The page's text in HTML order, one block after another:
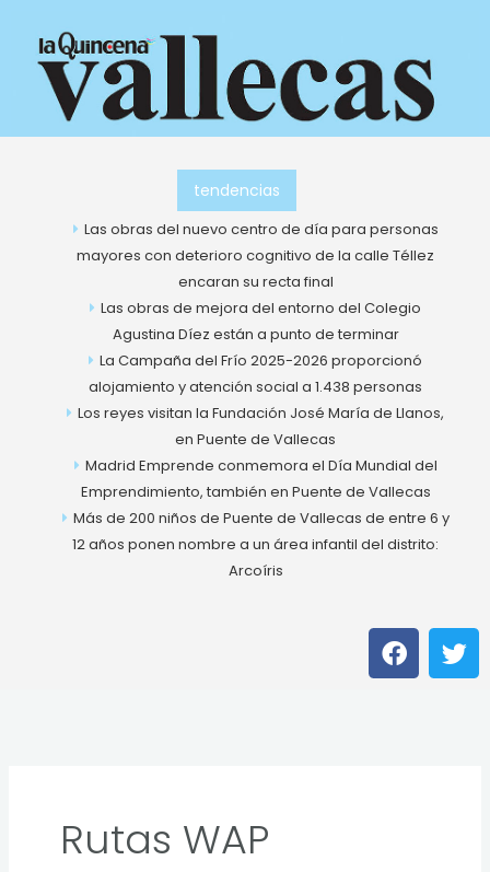
contenido
tendencias
Las obras del nuevo centro de día para personas
mayores con deterioro cognitivo de la calle Téllez
encaran su recta final
Las obras de mejora del entorno del Colegio
Agustina Díez están a punto de terminar
La Campaña del Frío 2025-2026 proporcionó
alojamiento y atención social a 1.438 personas
Los reyes visitan la Fundación José María de Llanos,
en Puente de Vallecas
Madrid Emprende conmemora el Día Mundial del
Emprendimiento, también en Puente de Vallecas
Más de 200 niños de Puente de Vallecas de entre 6 y
12 años ponen nombre a un área infantil del distrito:
Arcoíris
F
a
c
T
w
i
Rutas WAP